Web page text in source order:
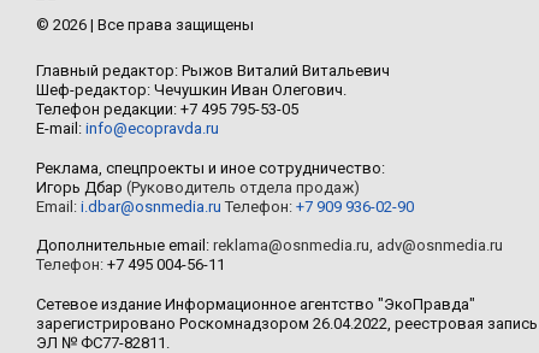
© 2026 | Все права защищены
Главный редактор: Рыжов Виталий Витальевич
Шеф-редактор: Чечушкин Иван Олегович.
Телефон редакции: +7 495 795-53-05
E-mail: info@ecopravda.ru
Реклама, спецпроекты и иное сотрудничество:
Игорь Дбар (Руководитель отдела продаж)
Email: i.dbar@osnmedia.ru Телефон: +7 909 936-02-90
Дополнительные email: reklama@osnmedia.ru, adv@osnmedia.ru
Телефон: +7 495 004-56-11
Сетевое издание Информационное агентство "ЭкоПравда"
зарегистрировано Роскомнадзором 26.04.2022, реестровая запись
ЭЛ № ФС77-82811.